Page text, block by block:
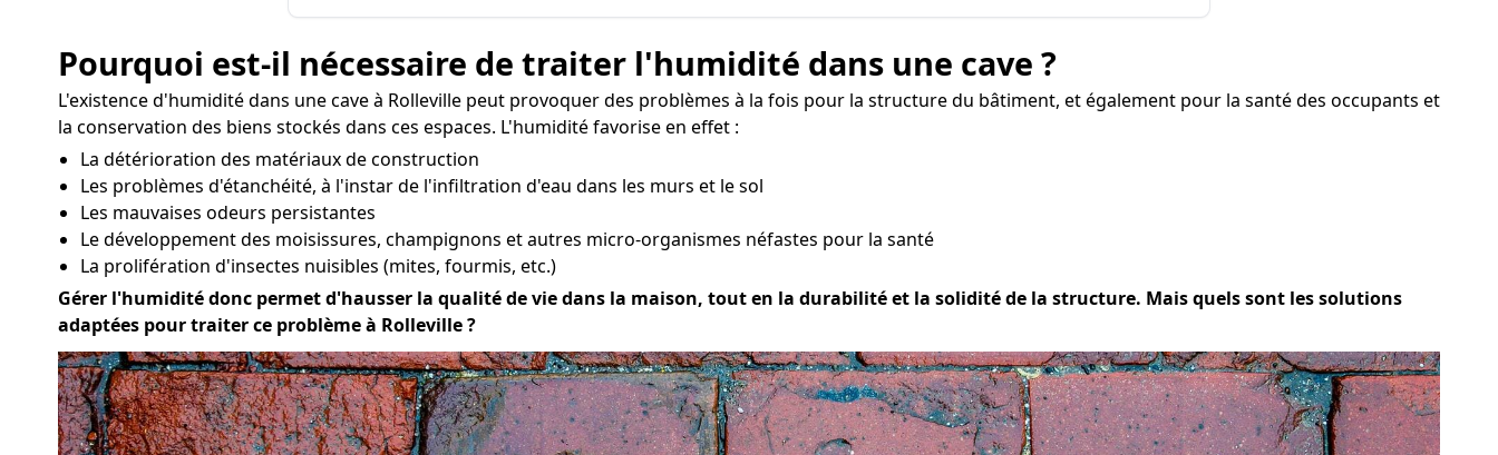
Pourquoi est-il nécessaire de traiter l'humidité dans une cave ?
L'existence d'humidité dans une cave à Rolleville peut provoquer des problèmes à la fois pour la structure du bâtiment, et également pour la santé des occupants et
la conservation des biens stockés dans ces espaces. L'humidité favorise en effet :
La détérioration des matériaux de construction
Les problèmes d'étanchéité, à l'instar de l'infiltration d'eau dans les murs et le sol
Les mauvaises odeurs persistantes
Le développement des moisissures, champignons et autres micro-organismes néfastes pour la santé
La prolifération d'insectes nuisibles (mites, fourmis, etc.)
Gérer l'humidité donc permet d'hausser la qualité de vie dans la maison, tout en la durabilité et la solidité de la structure. Mais quels sont les solutions
adaptées pour traiter ce problème à Rolleville ?